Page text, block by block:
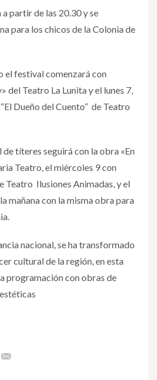
partir de las 20.30 y se
para los chicos de la Colonia de
el festival comenzará con
del Teatro La Lunita y el lunes 7,
Dueño del Cuento” de Teatro
títeres seguirá con la obra «En
Teatro, el miércoles 9 con
Teatro Ilusiones Animadas, y el
mañana con la misma obra para
nacional, se ha transformado
cultural de la región, en esta
programación con obras de